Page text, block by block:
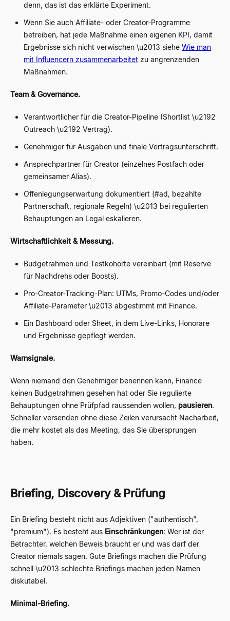
denn, das ist das erklärte Experiment.
Wenn Sie auch Affiliate- oder Creator-Programme
betreiben, hat jede Maßnahme einen eigenen KPI, damit
Ergebnisse sich nicht verwischen \u2013 siehe Wie man
mit Influencern zusammenarbeitet zu angrenzenden
Maßnahmen.
Team & Governance.
Verantwortlicher für die Creator-Pipeline (Shortlist \u2192
Outreach \u2192 Vertrag).
Genehmiger für Ausgaben und finale Vertragsunterschrift.
Ansprechpartner für Creator (einzelnes Postfach oder
gemeinsamer Alias).
Offenlegungserwartung dokumentiert (#ad, bezahlte
Partnerschaft, regionale Regeln) \u2013 bei regulierten
Behauptungen an Legal eskalieren.
Wirtschaftlichkeit & Messung.
Budgetrahmen und Testkohorte vereinbart (mit Reserve
für Nachdrehs oder Boosts).
Pro-Creator-Tracking-Plan: UTMs, Promo-Codes und/oder
Affiliate-Parameter \u2013 abgestimmt mit Finance.
Ein Dashboard oder Sheet, in dem Live-Links, Honorare
und Ergebnisse gepflegt werden.
Warnsignale.
Wenn niemand den Genehmiger benennen kann, Finance
keinen Budgetrahmen gesehen hat oder Sie regulierte
Behauptungen ohne Prüfpfad raussenden wollen, pausieren.
Schneller versenden ohne diese Zeilen verursacht Nacharbeit,
die mehr kostet als das Meeting, das Sie übersprungen
haben.
Briefing, Discovery & Prüfung
Ein Briefing besteht nicht aus Adjektiven ("authentisch",
"premium"). Es besteht aus Einschränkungen: Wer ist der
Betrachter, welchen Beweis braucht er und was darf der
Creator niemals sagen. Gute Briefings machen die Prüfung
schnell \u2013 schlechte Briefings machen jeden Namen
diskutabel.
Minimal-Briefing.